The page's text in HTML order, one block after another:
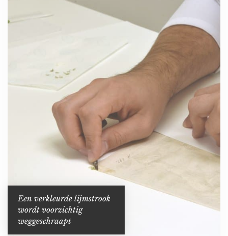
Een verkleurde lijmstrook
wordt voorzichtig
weggeschraapt